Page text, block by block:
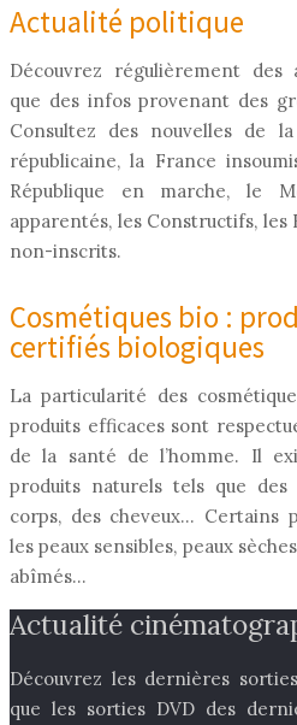
Actualité politique
Découvrez régulièrement des
que des infos provenant des
Consultez des nouvelles de
républicaine, la France
République en marche, le
apparentés, les Constructifs, les
non-inscrits.
Cosmétiques bio :
certifiés biologiques
La particularité des
produits efficaces sont
de la santé de l’homme. Il
produits naturels tels que des
corps, des cheveux… Certains
les peaux sensibles, peaux
abîmés…
Actualité
Découvrez les dernières
que les sorties DVD des